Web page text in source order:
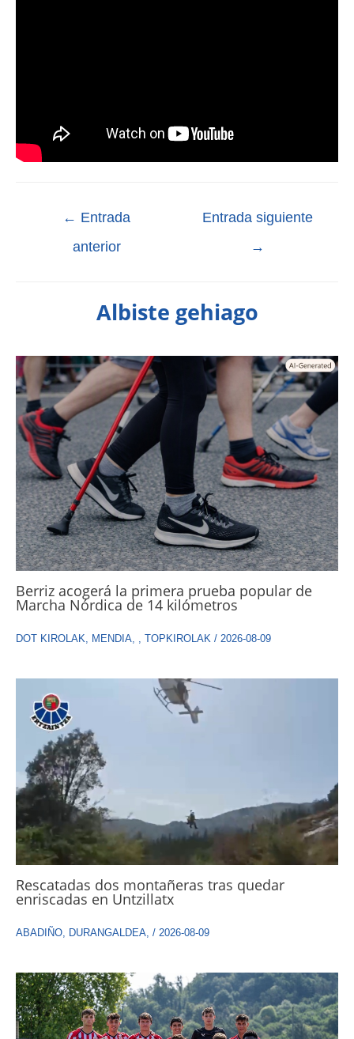
← Entrada
anterior
Entrada siguiente
→
Albiste gehiago
Berriz acogerá la primera prueba popular de
Marcha Nórdica de 14 kilómetros
DOT KIROLAK MENDIA TOPKIROLAK / 2026-08-09
Rescatadas dos montañeras tras quedar
enriscadas en Untzillatx
ABADIÑO DURANGALDEA / 2026-08-09